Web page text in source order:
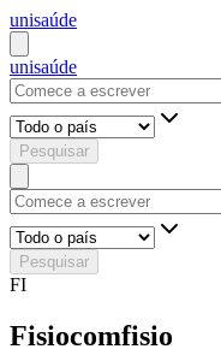
unisaúde
unisaúde
Pesquisar
Pesquisar
FI
Fisiocomfisio